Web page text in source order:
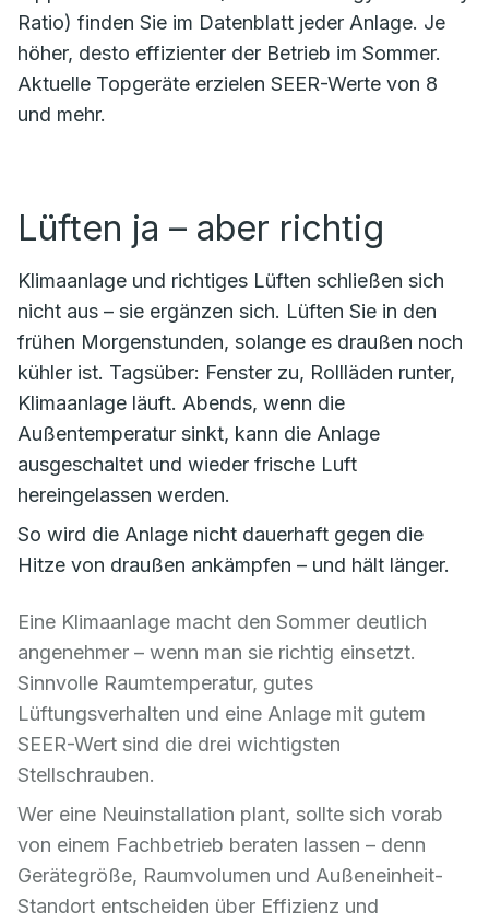
Ratio) finden Sie im Datenblatt jeder Anlage. Je
höher, desto effizienter der Betrieb im Sommer.
Aktuelle Topgeräte erzielen SEER-Werte von 8
und mehr.
Lüften ja – aber richtig
Klimaanlage und richtiges Lüften schließen sich
nicht aus – sie ergänzen sich. Lüften Sie in den
frühen Morgenstunden, solange es draußen noch
kühler ist. Tagsüber: Fenster zu, Rollläden runter,
Klimaanlage läuft. Abends, wenn die
Außentemperatur sinkt, kann die Anlage
ausgeschaltet und wieder frische Luft
hereingelassen werden.
So wird die Anlage nicht dauerhaft gegen die
Hitze von draußen ankämpfen – und hält länger.
Eine Klimaanlage macht den Sommer deutlich
angenehmer – wenn man sie richtig einsetzt.
Sinnvolle Raumtemperatur, gutes
Lüftungsverhalten und eine Anlage mit gutem
SEER-Wert sind die drei wichtigsten
Stellschrauben.
Wer eine Neuinstallation plant, sollte sich vorab
von einem Fachbetrieb beraten lassen – denn
Gerätegröße, Raumvolumen und Außeneinheit-
Standort entscheiden über Effizienz und